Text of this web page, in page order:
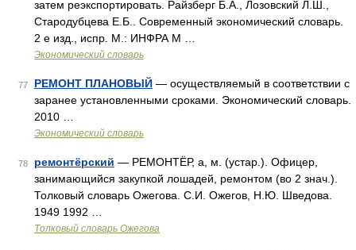
затем реэкспортировать. Райзберг Б.А., Лозовский Л.Ш.,
Стародубцева Е.Б.. Современный экономический словарь.
2 е изд., испр. М.: ИНФРА М …
Экономический словарь
77 РЕМОНТ ПЛАНОВЫЙ — осуществляемый в соответствии с
заранее установленными сроками. Экономический словарь.
2010 …
Экономический словарь
78 ремонтёрский — РЕМОНТЁР, а, м. (устар.). Офицер,
занимающийся закупкой лошадей, ремонтом (во 2 знач.).
Толковый словарь Ожегова. С.И. Ожегов, Н.Ю. Шведова.
1949 1992 …
Толковый словарь Ожегова